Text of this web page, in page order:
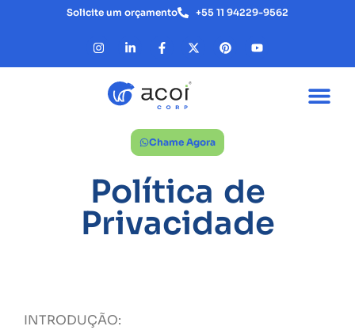
Solicite um orçamento +55 11 94229-9562
Chame Agora
Política de
Privacidade
INTRODUÇÃO: